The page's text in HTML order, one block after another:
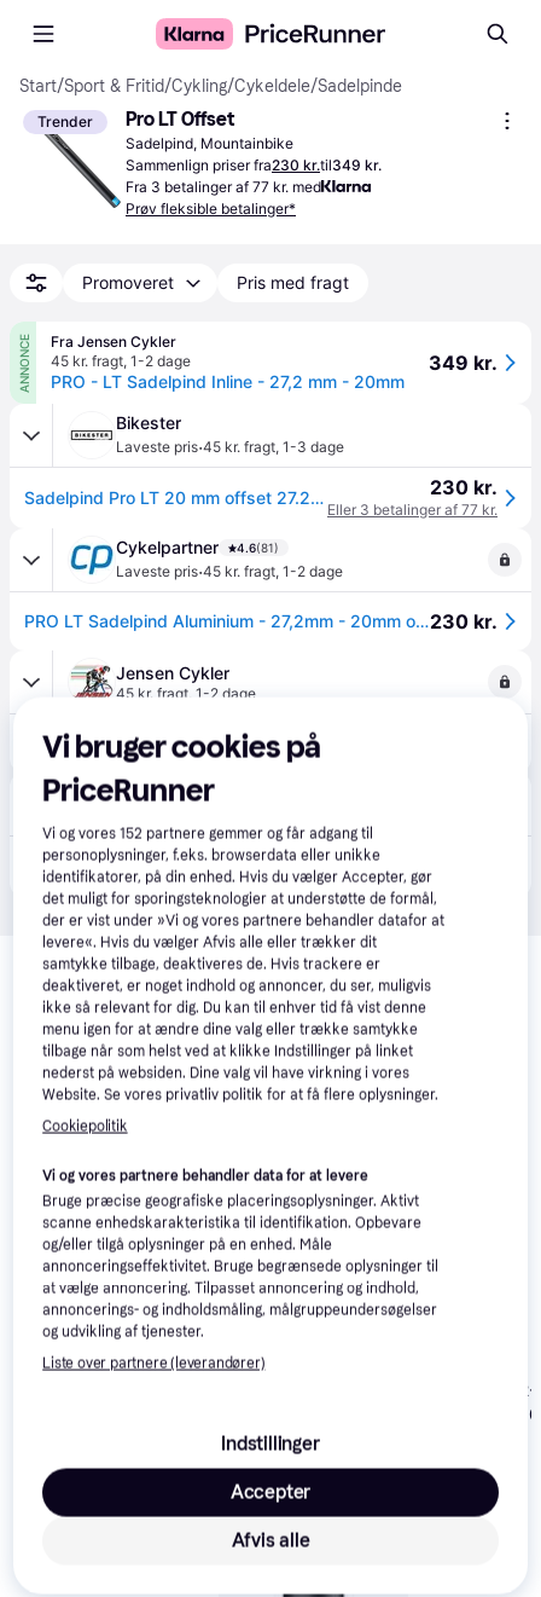
Start/Sport & Fritid/Cykling/Cykeldele/Sadelpinde
Trender Pro LT Offset
Sadelpind, Mountainbike
Sammenlign priser fra230 kr.til349 kr.
Fra 3 betalinger af 77 kr. med
Prøv fleksible betalinger*
Promoveret Pris med fragt
ANNONCE
Fra Jensen Cykler
45 kr. fragt, 1-2 dage
PRO - LT Sadelpind Inline - 27,2 mm - 20mm
349 kr.
Bikester
Laveste pris·45 kr. fragt, 1-3 dage
Sadelpind Pro LT 20 mm offset 27.2 x 400 mm sort. 230 kr.
Eller 3 betalinger af 77 kr.
Cykelpartner 4.6(81)
Laveste pris·45 kr. fragt, 1-2 dage
PRO LT Sadelpind Aluminium - 27,2mm - 20mm offset - 400mm lang.230 kr.
Jensen Cykler
45 kr. fragt 1-2 dage
PRO - LT Sadelpind Inline - 27,2 mm - 20mm
Trodo
Sadelpind til cykel PRO LT Seatpost 27.2mm/400mm/20mm Offset.
Eller 3 betalinger af 104 kr.
Relaterede produkter
Se vores forslag til andre produkter, der matcher dine
interesser. Vis alle
Trender
Pro LT Offset
-236 kr.
Suntour
Suspension
Vi bruger cookies på
PriceRunner
Vi og vores152 partnere gemmer og får adgang til
personoplysninger, f.eks. browserdata eller unikke
identifikatorer, på din enhed. Hvis du vælger Accepter, gør
det muligt for sporingsteknologier at understøtte de formål,
der er vist under »Vi og vores partnere behandler datafor at
levere«. Hvis du vælger Afvis alle eller trækker dit
samtykke tilbage, deaktiveres de. Hvis trackere er
deaktiveret, er noget indhold og annoncer, du ser, muligvis
ikke så relevant for dig. Du kan til enhver tid få vist denne
menu igen for at ændre dine valg eller trække samtykke
tilbage når som helst ved at klikke Indstillinger på linket
nederst på websiden. Dine valg vil have virkning i vores
Website. Se vores privatliv politik for at få flere oplysninger.
Cookiepolitik
Vi og vores partnere behandler data for at levere
Bruge præcise geografiske placeringsoplysninger. Aktivt
scanne enhedskarakteristika til identifikation. Opbevare
og/eller tilgå oplysninger på en enhed. Måle
annonceringseffektivitet. Bruge begrænsede oplysninger til
at vælge annoncering. Tilpasset annoncering og indhold,
annoncerings- og indholdsmåling, målgruppeundersøgelser
og udvikling af tjenester.
Liste over partnere (leverandører)
Indstillinger
Afvis alle
Accepter